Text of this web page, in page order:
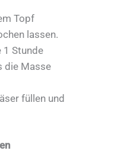
Topf
lassen.
1 Stunde
die Masse
füllen und